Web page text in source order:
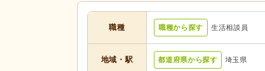
職種 職種から探す 生活相談員
地域・駅 都道府県から探す 埼玉県